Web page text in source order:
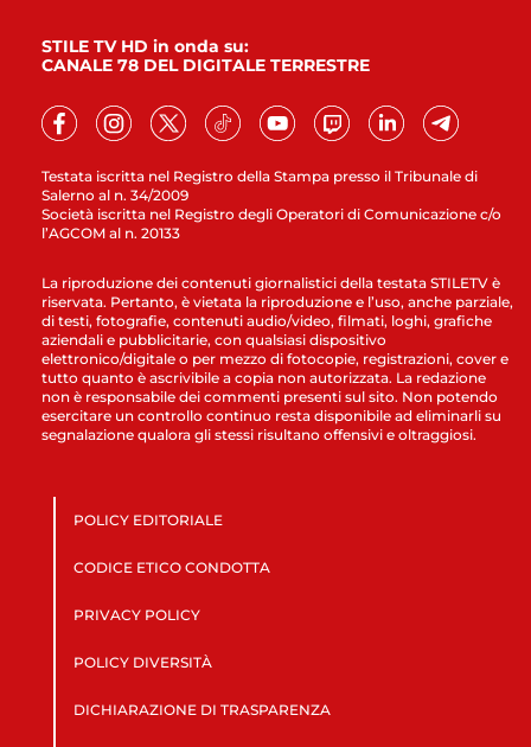
Testata iscritta nel Registro della Stampa presso il Tribunale di
Salerno al n. 34/2009
Società iscritta nel Registro degli Operatori di Comunicazione c/o
l’AGCOM al n. 20133
STILE TV HD in onda su:
CANALE 78 DEL DIGITALE TERRESTRE
La riproduzione dei contenuti giornalistici della testata STILETV è
riservata. Pertanto, è vietata la riproduzione e l’uso, anche parziale,
di testi, fotografie, contenuti audio/video, filmati, loghi, grafiche
aziendali e pubblicitarie, con qualsiasi dispositivo
elettronico/digitale o per mezzo di fotocopie, registrazioni, cover e
tutto quanto è ascrivibile a copia non autorizzata. La redazione
non è responsabile dei commenti presenti sul sito. Non potendo
esercitare un controllo continuo resta disponibile ad eliminarli su
segnalazione qualora gli stessi risultano offensivi e oltraggiosi.
POLICY EDITORIALE
CODICE ETICO CONDOTTA
PRIVACY POLICY
POLICY DIVERSITÀ
DICHIARAZIONE DI TRASPARENZA